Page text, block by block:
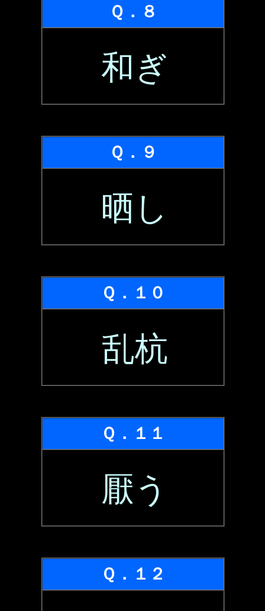
Ｑ．８
和ぎ
Ｑ．９
晒し
Ｑ．１０
乱杭
Ｑ．１１
厭う
Ｑ．１２